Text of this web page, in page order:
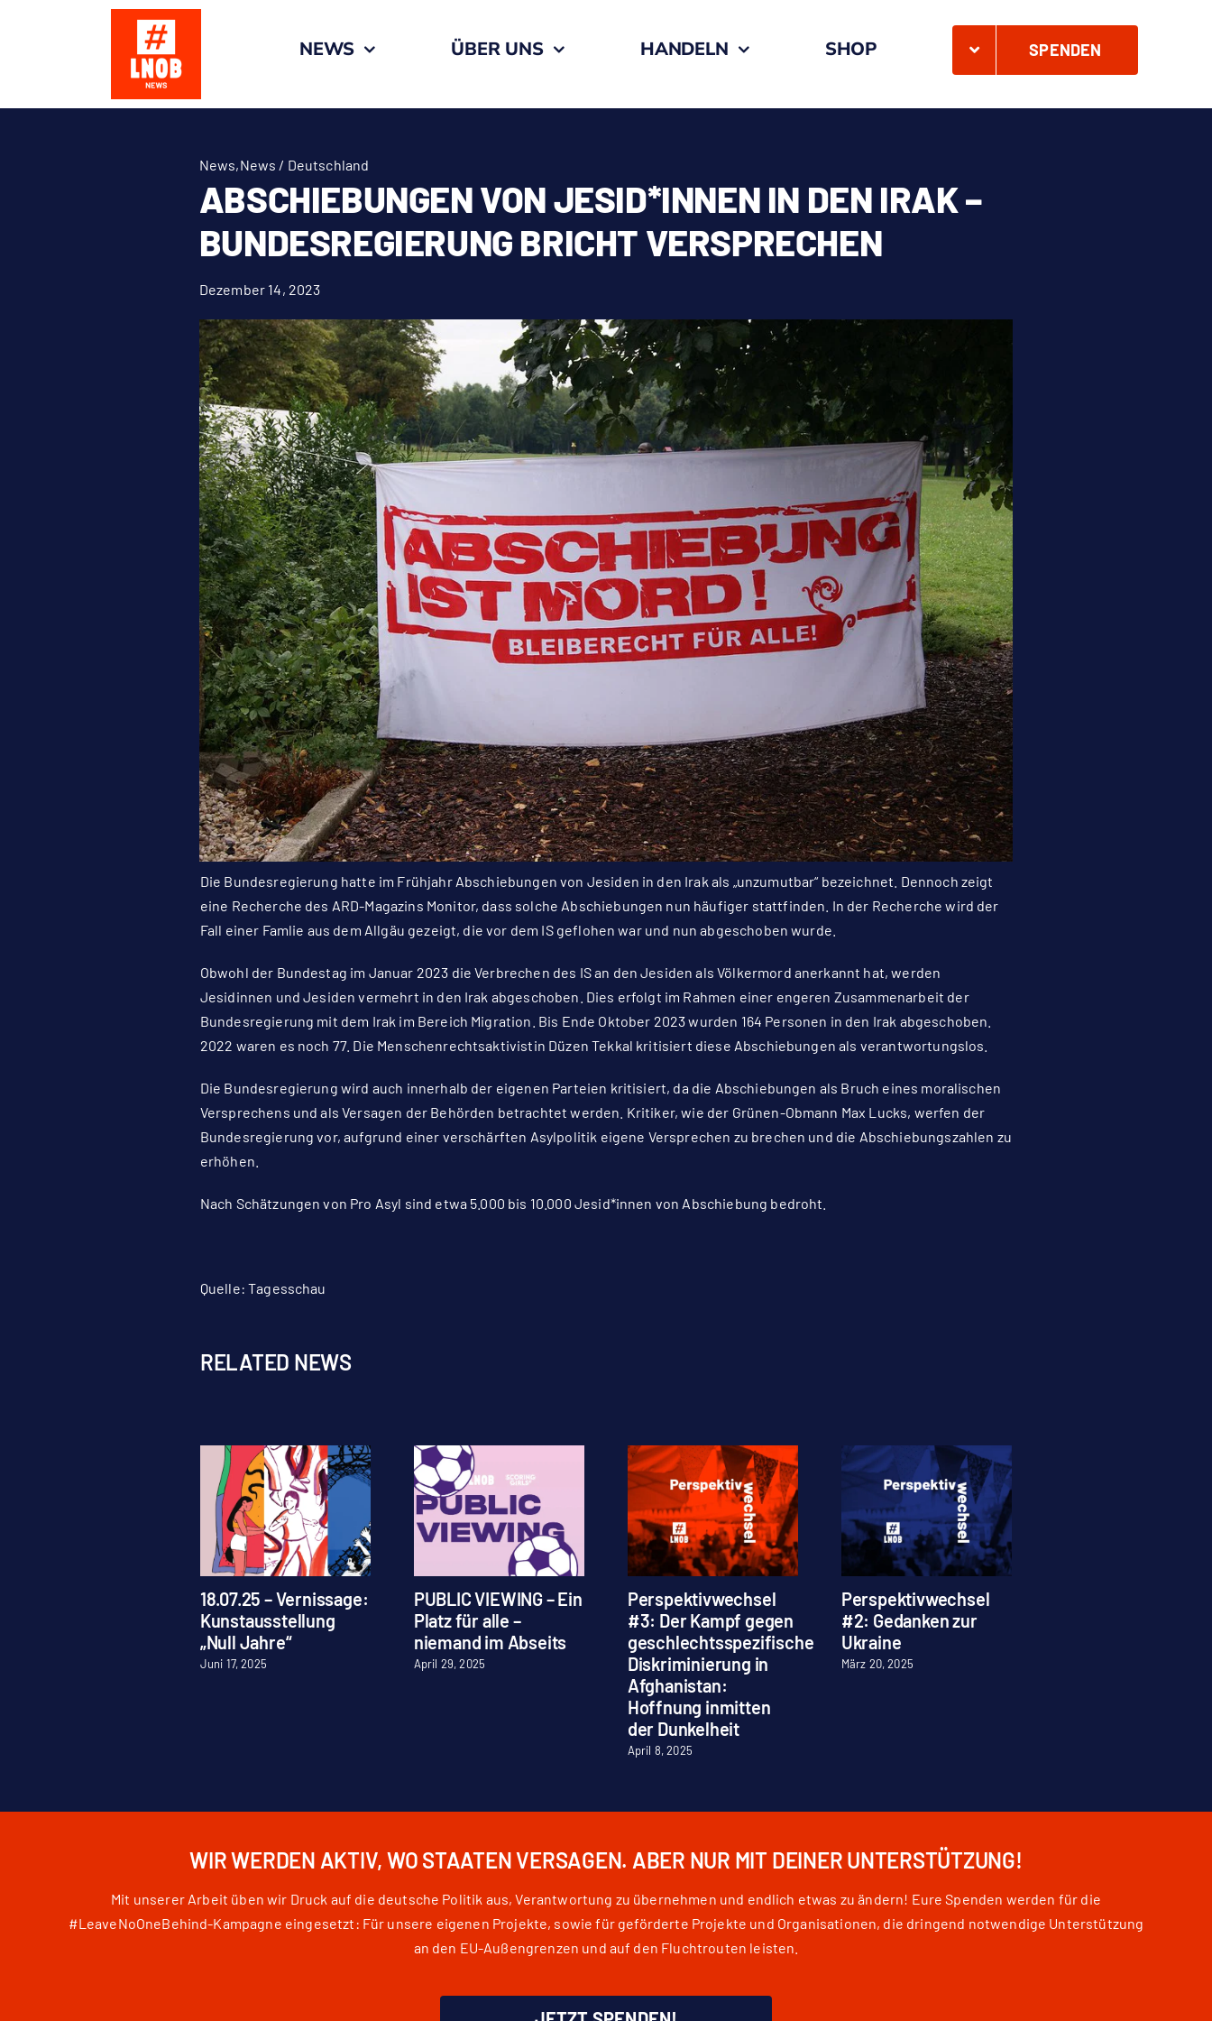
NEWS ÜBER UNS HANDELN SHOP SPENDEN
News,News / Deutschland
ABSCHIEBUNGEN VON JESID*INNEN IN DEN IRAK –
BUNDESREGIERUNG BRICHT VERSPRECHEN
Dezember 14, 2023
Die Bundesregierung hatte im Frühjahr Abschiebungen von Jesiden in den Irak als „unzumutbar“ bezeichnet. Dennoch zeigt
eine Recherche des ARD-Magazins Monitor, dass solche Abschiebungen nun häufiger stattfinden. In der Recherche wird der
Fall einer Famlie aus dem Allgäu gezeigt, die vor dem IS geflohen war und nun abgeschoben wurde.
Obwohl der Bundestag im Januar 2023 die Verbrechen des IS an den Jesiden als Völkermord anerkannt hat, werden
Jesidinnen und Jesiden vermehrt in den Irak abgeschoben. Dies erfolgt im Rahmen einer engeren Zusammenarbeit der
Bundesregierung mit dem Irak im Bereich Migration. Bis Ende Oktober 2023 wurden 164 Personen in den Irak abgeschoben.
2022 waren es noch 77. Die Menschenrechtsaktivistin Düzen Tekkal kritisiert diese Abschiebungen als verantwortungslos.
Die Bundesregierung wird auch innerhalb der eigenen Parteien kritisiert, da die Abschiebungen als Bruch eines moralischen
Versprechens und als Versagen der Behörden betrachtet werden. Kritiker, wie der Grünen-Obmann Max Lucks, werfen der
Bundesregierung vor, aufgrund einer verschärften Asylpolitik eigene Versprechen zu brechen und die Abschiebungszahlen zu
erhöhen.
Nach Schätzungen von Pro Asyl sind etwa 5.000 bis 10.000 Jesid*innen von Abschiebung bedroht.
Quelle:Tagesschau
RELATED NEWS
18.07.25 – Vernissage:
Kunstausstellung
„Null Jahre“
Juni 17, 2025
PUBLIC VIEWING – Ein
Platz für alle –
niemand im Abseits
April 29, 2025
Perspektivwechsel
#3: Der Kampf gegen
geschlechtsspezifische
Diskriminierung in
Afghanistan:
Hoffnung inmitten
der Dunkelheit
April 8, 2025
Perspektivwechsel
#2: Gedanken zur
Ukraine
März 20, 2025
WIR WERDEN AKTIV, WO STAATEN VERSAGEN. ABER NUR MIT DEINER UNTERSTÜTZUNG!
Mit unserer Arbeit üben wir Druck auf die deutsche Politik aus, Verantwortung zu übernehmen und endlich etwas zu ändern! Eure Spenden werden für die
#LeaveNoOneBehind-Kampagne eingesetzt: Für unsere eigenen Projekte, sowie für geförderte Projekte und Organisationen, die dringend notwendige Unterstützung
an den EU-Außengrenzen und auf den Fluchtrouten leisten.